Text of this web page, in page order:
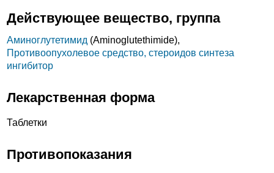
Действующее вещество, группа
Аминоглутетимид (Aminoglutethimide),
Противоопухолевое средство, стероидов синтеза
ингибитор
Лекарственная форма
Таблетки
Противопоказания